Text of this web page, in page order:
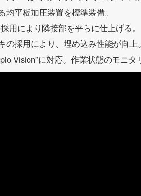
平板加圧装置を標準装備。
用により隣接部を平らに仕上げる。
の採用により、埋め込み性能が向上。
Vision”に対応。作業状態のモニ